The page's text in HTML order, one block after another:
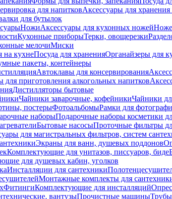
для напитковАксессуары для хранения
для бутылок
НожиАксессуары для кухонных ножей
Кухонные приборыТерки, овощерезки
мелочиМиски
на кухнеПосуда для храненияОрганайзеры для
пакеты, контейнеры
Автоклавы для консервирования
для приготовления алкогольных напитков
Дистилляторы бытовые
Чайники заварочные, кофейникиЧайники
постерыФотоальбомыРамки для
наборыПодарочные наборы косметики
Бытовые насосыПроточные фильтры
для магистральных фильтров, систем
Экраны для ванн, душевых поддонов
Комплектующие для унитазов, писсуаров, биде
для душевых кабин, уголков
Инсталляции для сантехники
Монтажные комплекты для
ФитингиКомплектующие для инсталляций
вантузыПрочистные машины